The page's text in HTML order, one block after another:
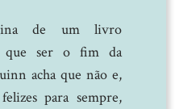
de um livro
que ser o fim da
acha que não e,
para sempre,